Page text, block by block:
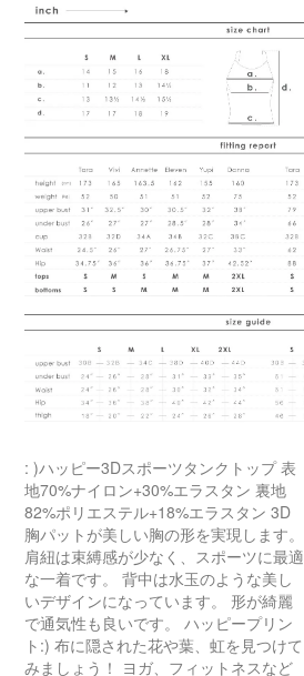
: )ハッピー3Dスポーツタンクトップ表
地70%ナイロン+30%エラスタン 裏地
82%ポリエステル+18%エラスタン 3D
胸パットが美しい胸の形を実現します。
肩紐は束縛感が少なく、スポーツに最適
な一着です。
背中は水玉のような美し
いデザインになっています。
形が綺麗
で通気性も良いです。
ハッピープリン
ト:) 布に隠された花や葉、虹を見つけて
みましょう！ ヨガ、フィットネスなど